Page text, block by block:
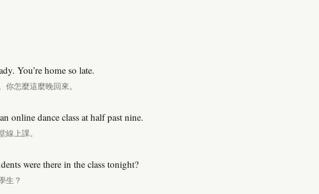
You’re home so late.
怎麼這麼晚回來。
online dance class at half past nine.
上課。
were there in the class tonight?
生？